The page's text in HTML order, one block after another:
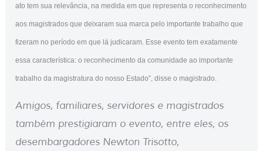
ato tem sua relevância, na medida em que representa o reconhecimento
aos magistrados que deixaram sua marca pelo importante trabalho que
fizeram no período em que lá judicaram. Esse evento tem exatamente
essa característica: o reconhecimento da comunidade ao importante
trabalho da magistratura do nosso Estado”, disse o magistrado.
Amigos, familiares, servidores e magistrados
também prestigiaram o evento, entre eles, os
desembargadores Newton Trisotto,